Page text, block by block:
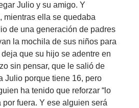
Julio y su amigo. Y
mientras ella se quedaba
de una generación de padres
la mochila de sus niños para
que su hijo se adentre en
sin pensar, que le salió de
Julio porque tiene 16, pero
ha tenido que reforzar “lo
fuera. Y ese alguien será